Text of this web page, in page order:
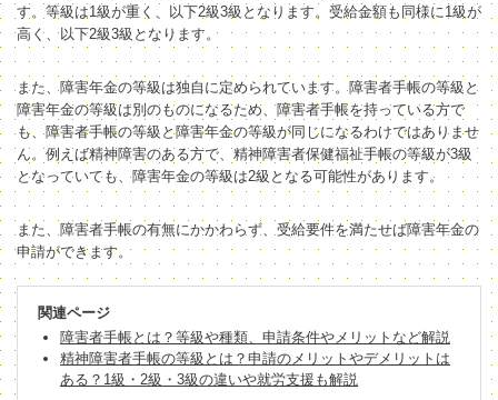
す。等級は1級が重く、以下2級3級となります。受給金額も同様に1級が
高く、以下2級3級となります。
また、障害年金の等級は独自に定められています。障害者手帳の等級 と
障害年金の等級は別のものになるため、障害者手帳を持っている方で
も、障害者手帳の等級と障害年金の等級が同じになるわけではありませ
ん。例えば精神障害のある方で、精神障害者保健福祉手帳の等級が3級
となっていても、障害年金の等級は2級となる可能性があります。
また、障害者手帳の有無にかかわらず、受給要件を満たせば障害年金の
申請ができます。
関連ページ
障害者手帳とは？等級や種類、申請条件やメリットなど解説
精神障害者手帳の等級とは？申請のメリットやデメリットは
ある？1級・2級・3級の違いや就労支援も解説